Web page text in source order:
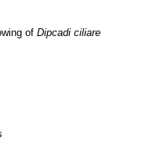
of Dipcadi ciliare